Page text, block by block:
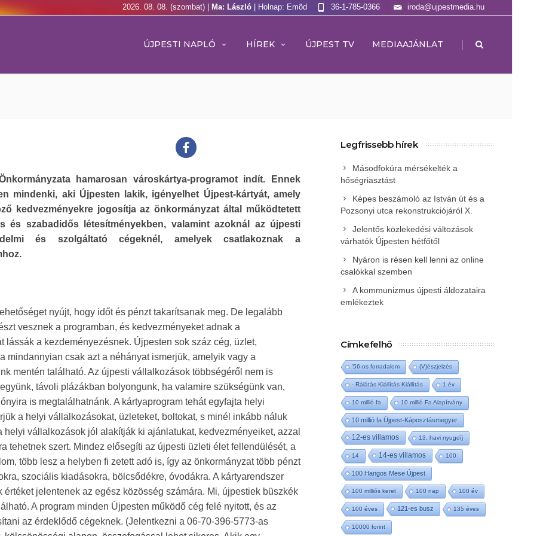
2026. 08. 08. (szombat) | Ma: László | Holnap: Emõd iroda@ujpestmedia.hu
36-1-785-0366
ÚJPESTI NAPLÓ HÍREK ÚJPEST TV MEDIAAJÁNLAT |
hamarosan városkártya-programot indít. Ennek
mindenki, aki Újpesten lakik, igényelhet Újpest-kártyát, amely
kedvezményekre jogosítja az önkormányzat által működtetett
és szabadidős létesítményekben, valamint azoknál az újpesti
és szolgáltató cégeknél, amelyek csatlakoznak a
nyújt, hogy időt és pénzt takarítsanak meg. De legalább
vesznek a programban, és kedvezményeket adnak a
a kezdeményezésnek. Újpesten sok száz cég, üzlet,
mindannyian csak azt a néhányat ismerjük, amelyik vagy a
mentén található. Az újpesti vállalkozások többségéről nem is
távoli plázákban bolyongunk, ha valamire szükségünk van,
is megtalálhatnánk. A kártyaprogram tehát egyfajta helyi
a helyi vállalkozásokat, üzleteket, boltokat, s minél inkább náluk
vállalkozások jól alakítják ki ajánlatukat, kedvezményeiket, azzal
tehetnek szert. Mindez elősegíti az újpesti üzleti élet fellendülését, a
több lesz a helyben fi zetett adó is, így az önkormányzat több pénzt
szociális kiadásokra, bölcsődékre, óvodákra. A kártyarendszer
jelentenek az egész közösség számára. Mi, újpestiek büszkék
A program minden Újpesten működő cég felé nyitott, és az
az érdeklődő cégeknek. (Jelentkezni a 06-70-396-5773-as
Legfrissebb hírek
Másodfokúra mérsékelték a
hőségriasztást
Képes beszámoló az István út és a
Pozsonyi utca rekonstrukciójáról X.
Jelentős közlekedési változások
várhatók Újpesten hétfőtől
Nyáron is résen kell lenni az online
csalókkal szemben
A kommunizmus újpesti áldozataira
emlékeztek
Címkefelhő
'56-os forradalom (V)észjelzés
- Rálátás Kiállítás Kiállítás 1 év
10 millió fa 10 millió Fa Alapítvány
10 millió fa Újpest-Káposztásmegyer
12-es villamos 13. havi nyugdíj
14 14-es villamos 100
100 Hangos Mese Újpest
100 milliós keret 100 nap 100 év
100 éves 121-es busz 135 éves
10000 forint